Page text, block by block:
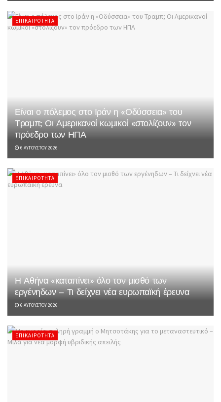
ΕΠΙΚΑΙΡΌΤΗΤΑ
Είναι ο πόλεμος στο Ιράν η «Οδύσσεια» του
Τραμπ; Οι Αμερικανοί κωμικοί «στολίζουν» τον
πρόεδρο των ΗΠΑ
6 ΑΥΓΟΎΣΤΟΥ 2026
ΕΠΙΚΑΙΡΌΤΗΤΑ
Η Αθήνα «καταπίνει» όλο τον μισθό των
εργένηδων – Τι δείχνει νέα ευρωπαϊκή έρευνα
6 ΑΥΓΟΎΣΤΟΥ 2026
ΕΠΙΚΑΙΡΌΤΗΤΑ